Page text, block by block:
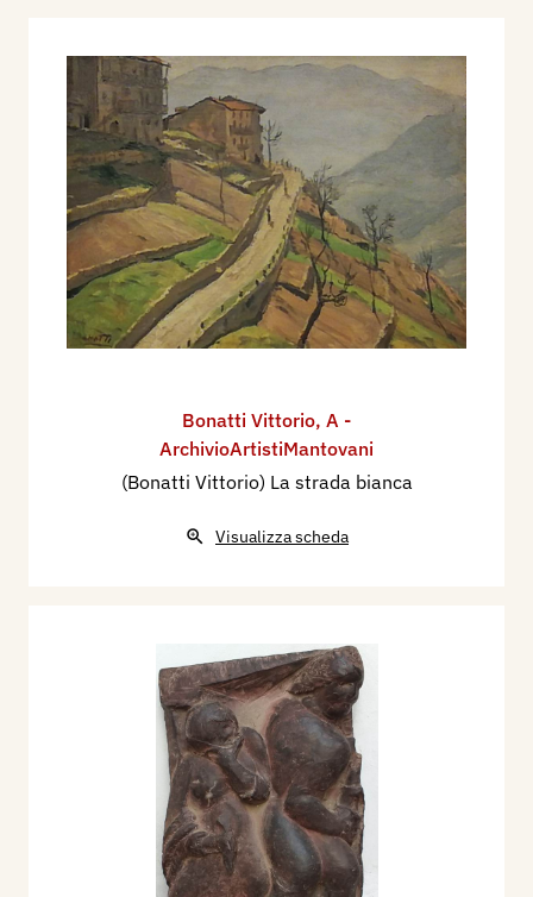
Bonatti Vittorio, A -
ArchivioArtistiMantovani
(Bonatti Vittorio) La strada bianca
Visualizza scheda